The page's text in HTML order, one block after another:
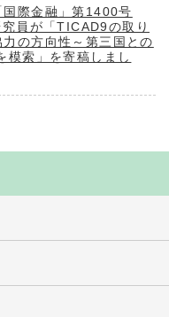
際金融」第1400号
員が「TICAD9の取り
の方向性～第三国との
模索」を寄稿しまし